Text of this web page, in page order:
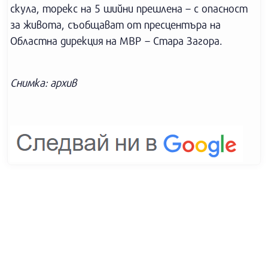
скула, торекс на 5 шийни прешлена – с опасност
за живота, съобщават от пресцентъра на
Областна дирекция на МВР – Стара Загора.
Снимка: архив